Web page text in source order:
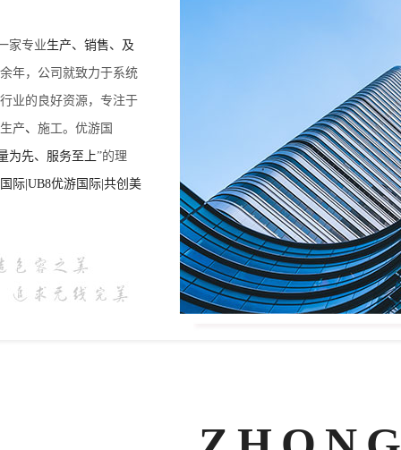
家专业生产、销售、及
年，公司就致力于系统
业的良好资源，专注于
生产、 施工。优游国
为先、服务至上”的理
际|UB8优游国际|共创美